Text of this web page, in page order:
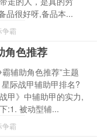
品很好呀,备品本...
争霸
角色推荐
辅助角色推荐”主题
际战甲辅助甲排名?
甲》中辅助甲的实力,
:1. 被动型辅...
争霸